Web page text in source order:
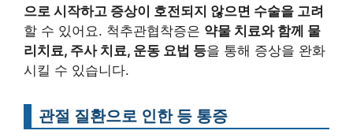
으로 시작하고 증상이 호전되지 않으면 수술을 고려
할 수 있어요. 척추관협착증은 약물 치료와 함께 물
리치료, 주사 치료, 운동 요법 등을 통해 증상을 완화
시킬 수 있습니다.
관절 질환으로 인한 등 통증